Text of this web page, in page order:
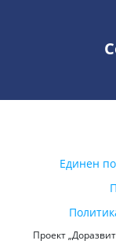
Единен
Проект